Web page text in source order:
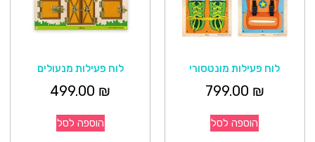
לוח פעילות מונטסורי
799.00 ₪
הוספה לסל
לוח פעילות מנעולים
499.00 ₪
הוספה לסל